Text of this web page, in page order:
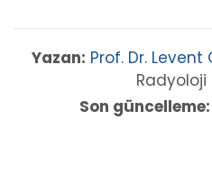
Yazan: Prof. Dr. Levent
Radyoloji
Son güncelleme: